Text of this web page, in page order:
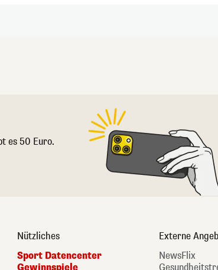
es 50 Euro.
Nützliches
Sport Datencenter
Gewinnspiele
Externe
NewsFlix